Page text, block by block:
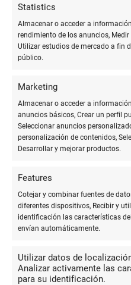
Statistics
Almacenar o acceder a
rendimiento de los anuncios,
Utilizar estudios de mercado a fin
público.
Marketing
Almacenar o acceder a
anuncios básicos, Crear un perfil
Seleccionar anuncios
personalización de contenidos,
Desarrollar y mejorar productos.
Features
Cotejar y combinar fuentes de
diferentes dispositivos, Recibir y
identificación las características
envían automáticamente.
Utilizar datos de
Analizar activamente las
para su identificación.
diferentes formas y tamaños
puede soportar más peso.
conceptos como elequilibrio
muñecos de papel
Los niños pueden dibujar y
animales u otros personajes,
accesorioshechos de papel.
creatividad y puede ser una
Para hacer la actividad más
plantillas de muñecos
propias. Los muñecos de
para crearhistoriasy
niños.